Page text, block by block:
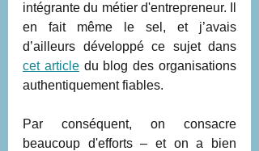
intégrante du métier d'entrepreneur. Il
en fait même le sel, et j’avais
cet article du blog des organisations
authentiquement fiables.
Par conséquent, on consacre
beaucoup d'efforts – et on a bien